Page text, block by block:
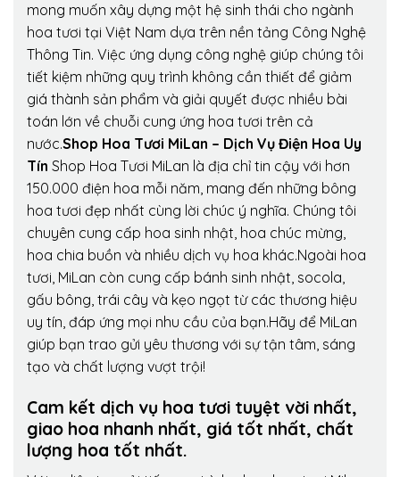
mong muốn xây dựng một hệ sinh thái cho ngành
hoa tươi tại Việt Nam dựa trên nền tảng Công Nghệ
Thông Tin. Việc ứng dụng công nghệ giúp chúng tôi
tiết kiệm những quy trình không cần thiết để giảm
giá thành sản phẩm và giải quyết được nhiều bài
toán lớn về chuỗi cung ứng hoa tươi trên cả
nước.Shop Hoa Tươi MiLan – Dịch Vụ Điện Hoa Uy
Tín Shop Hoa Tươi MiLan là địa chỉ tin cậy với hơn
150.000 điện hoa mỗi năm, mang đến những bông
hoa tươi đẹp nhất cùng lời chúc ý nghĩa. Chúng tôi
chuyên cung cấp hoa sinh nhật, hoa chúc mừng,
hoa chia buồn và nhiều dịch vụ hoa khác.Ngoài hoa
tươi, MiLan còn cung cấp bánh sinh nhật, socola,
gấu bông, trái cây và kẹo ngọt từ các thương hiệu
uy tín, đáp ứng mọi nhu cầu của bạn.Hãy để MiLan
giúp bạn trao gửi yêu thương với sự tận tâm, sáng
tạo và chất lượng vượt trội!
Cam kết dịch vụ hoa tươi tuyệt vời nhất,
giao hoa nhanh nhất, giá tốt nhất, chất
lượng hoa tốt nhất.